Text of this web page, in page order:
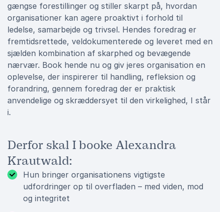
gængse forestillinger og stiller skarpt på, hvordan
organisationer kan agere proaktivt i forhold til
ledelse, samarbejde og trivsel. Hendes foredrag er
fremtidsrettede, veldokumenterede og leveret med en
sjælden kombination af skarphed og bevægende
nærvær. Book hende nu og giv jeres organisation en
oplevelse, der inspirerer til handling, refleksion og
forandring, gennem foredrag der er praktisk
anvendelige og skræddersyet til den virkelighed, I står
i.
Derfor skal I booke Alexandra
Krautwald:
Hun bringer organisationens vigtigste
udfordringer op til overfladen – med viden, mod
og integritet